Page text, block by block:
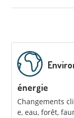
énergie
Changements
e, eau, forêt,